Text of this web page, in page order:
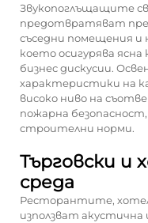
Звукопоглъщащите
предотвратяват
съседни помещения и
което осигурява
бизнес дискусии.
характеристики на
високо ниво на
пожарна
строителни норми.
Търговски
среда
Ресторантите,
използват акустична